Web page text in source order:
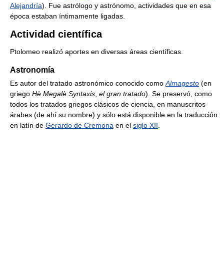
Alejandría). Fue astrólogo y astrónomo, actividades que en esa
época estaban íntimamente ligadas.
Actividad científica
Ptolomeo realizó aportes en diversas áreas científicas.
Astronomía
Es autor del tratado astronómico conocido comoAlmagesto (en
griego Hè Megalè Syntaxis, el gran tratado). Se preservó, como
todos los tratados griegos clásicos de ciencia, en manuscritos
árabes (de ahí su nombre) y sólo está disponible en la traducción
en latín de Gerardo de Cremona en el siglo XII.